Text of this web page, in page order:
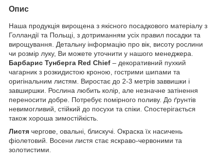
Опис
Наша продукція вирощена з якісного посадкового матеріалу з
Голландії та Польщі, з дотриманням усіх правил посадки та
вирощування. Детальну інформацію про вік, висоту рослини
чи розмір луку, Ви можете уточнити у нашого менеджера.
Барбарис Тунберга Red Chief – декоративний пухкий
чагарник з розкидистою кроною, гострими шипами та
оригінальним листям. Виростає до 2-3 метрів заввишки і
завширшки. Рослина любить колір, але незначне затінення
переносити добре. Потребує помірного поливу. До ґрунтів
невимогливий, стійкий до посухи та спіки. Спостерігається
також хороша зимостійкість.
Листя чергове, овальні, блискучі. Окраска їх насичень
фіолетовий. Восени листя стає яскраво-червоними та
золотистими.